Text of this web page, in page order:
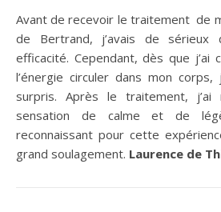
Avant de recevoir le traitement de
de Bertrand, j’avais de sérieux
efficacité. Cependant, dès que j’ai
l’énergie circuler dans mon
surpris. Après le traitement, j’ai
sensation de calme et de
reconnaissant pour cette
grand soulagement. Laurence de